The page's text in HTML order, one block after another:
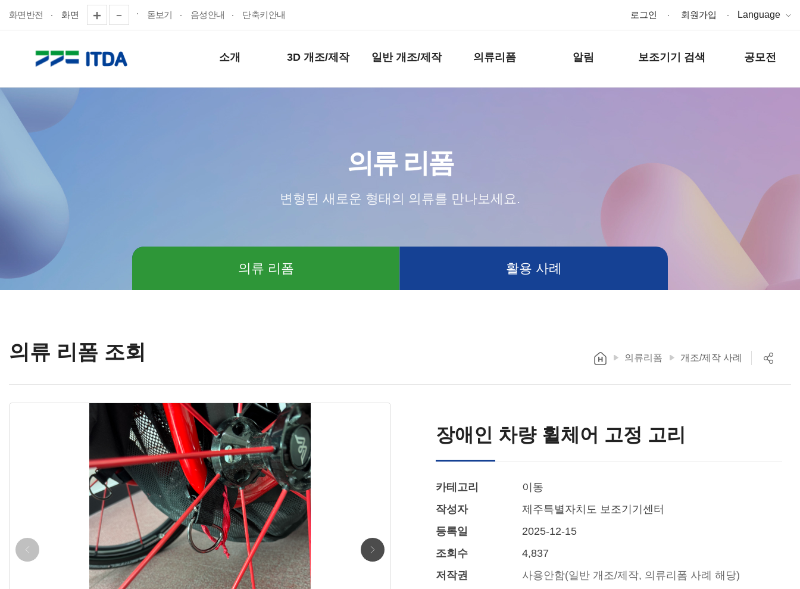
화면반전 화면 돋보기 음성안내 단축키안내 로그인 회원가입 Language
소개 3D 개조/제작 일반 개조/제작 의류리폼 알림 보조기기 검색 공모전
의류 리폼
변형된 새로운 형태의 의류를 만나보세요.
의류 리폼 활용 사례
의류 리폼 조회 의류리폼 개조/제작 사례
장애인 차량 휠체어 고정 고리
카테고리
이동
작성자
제주특별자치도 보조기기센터
등록일
2025-12-15
조회수
4,837
저작권
사용안함(일반 개조/제작, 의류리폼 사례 해당)